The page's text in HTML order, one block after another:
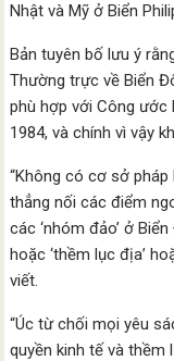
Nhật và Mỹ ở Biển
Bản tuyên bố lưu ý
Thường trực về Biển
phù hợp với Công ước
1984, và chính vì vậy
“Không có cơ sở
thẳng nối các điểm
các ‘nhóm đảo’ ở
hoặc ‘thềm lục địa’
viết.
“Úc từ chối mọi yêu
quyền kinh tế và